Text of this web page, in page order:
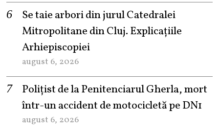
Se taie arbori din jurul Catedralei
Mitropolitane din Cluj. Explicațiile
Arhiepiscopiei
august 6, 2026
Polițist de la Penitenciarul Gherla, mort
într-un accident de motocicletă pe DN1
august 6, 2026